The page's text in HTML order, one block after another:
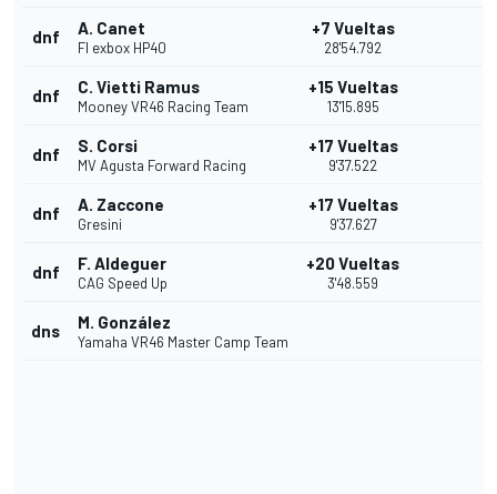
dnf A. Canet
Fl exbox HP40
+7 Vueltas
28'54.792
dnf C. Vietti Ramus
Mooney VR46 Racing Team
+15 Vueltas
13'15.895
dnf S. Corsi
MV Agusta Forward Racing
+17 Vueltas
9'37.522
dnf A. Zaccone
Gresini
+17 Vueltas
9'37.627
dnf F. Aldeguer
CAG Speed Up
+20 Vueltas
3'48.559
dns M. González
Yamaha VR46 Master Camp Team